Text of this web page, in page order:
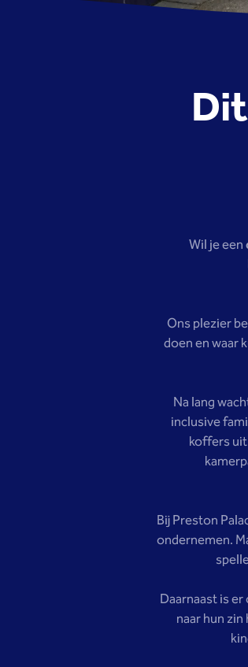
Wil je een
Ons plezier
doen en waar
Na lang
inclusive
koffers
Bij Preston
ondernemen.
Daarnaast is
naar hun